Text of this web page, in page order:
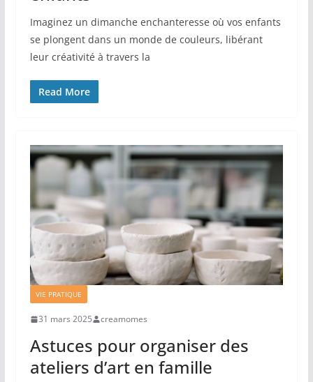
Imaginez un dimanche enchanteresse où vos enfants
se plongent dans un monde de couleurs, libérant
leur créativité à travers la
Read More
VIE PRATIQUE
31 mars 2025 creamomes
Astuces pour organiser des
ateliers d’art en famille